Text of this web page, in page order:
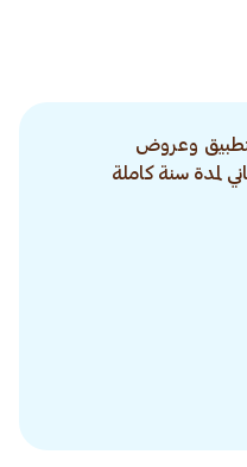
وعروض
لمدة سنة كاملة